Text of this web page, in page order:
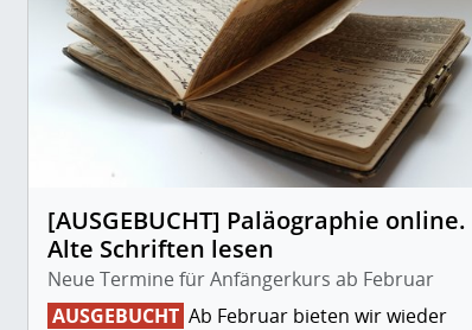
[AUSGEBUCHT] Paläographie online.
Alte Schriften lesen
Neue Termine für Anfängerkurs ab Februar
AUSGEBUCHT Ab Februar bieten wir wieder